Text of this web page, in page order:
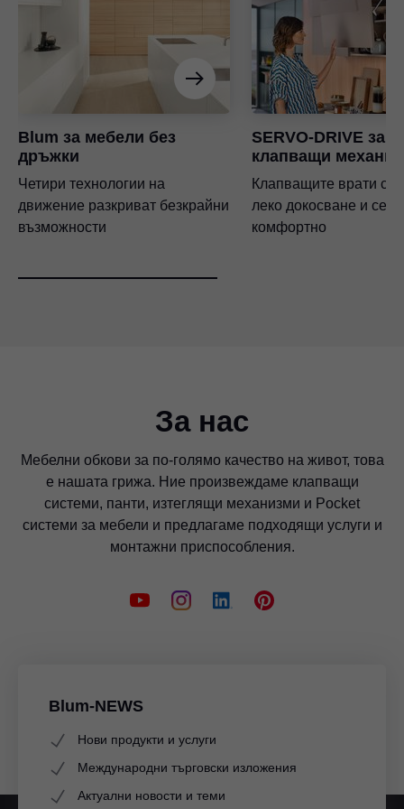
Blum за мебели без
дръжки
Четири технологии на
движение разкриват безкрайни
възможности
SERVO-DRIVE за
клапващи
Клапващите врати се
леко докосване и се
комфортно
За нас
Мебелни обкови за по-голямо качество на живот, това
е нашата грижа. Ние произвеждаме клапващи
системи, панти, изтеглящи механизми и Pocket
системи за мебели и предлагаме подходящи услуги и
монтажни приспособления.
Blum-NEWS
Нови продукти и услуги
Международни търговски изложения
Актуални новости и теми